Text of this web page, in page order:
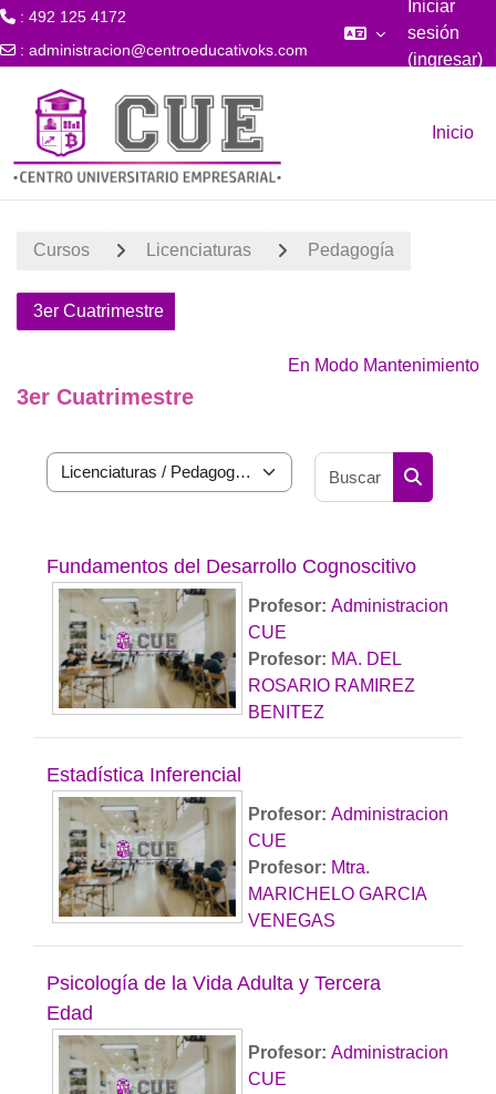
: 492 125 4172
: administracion@centroeducativoks.com
Iniciar
sesión
(ingresar)
Inicio
Cursos Licenciaturas Pedagogía
3er Cuatrimestre
En Modo Mantenimiento
3er Cuatrimestre
Categorías
Buscar
Fundamentos del Desarrollo Cognoscitivo
Profesor: Administracion
CUE
Profesor: MA. DEL
ROSARIO RAMIREZ
BENITEZ
Estadística Inferencial
Profesor: Administracion
CUE
Profesor: Mtra.
MARICHELO GARCIA
VENEGAS
Psicología de la Vida Adulta y Tercera
Edad
Profesor: Administracion
CUE